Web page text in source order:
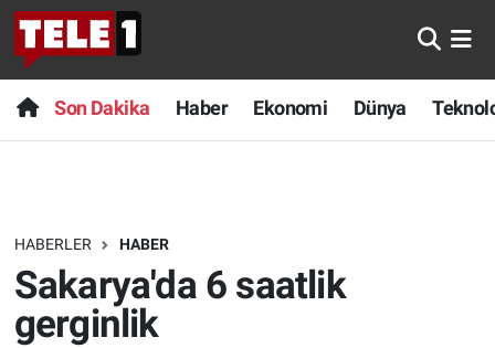
Son Dakika Haber Ekonomi Dünya
HABERLER HABER
Sakarya'da 6 saatlik
gerginlik
Anında Manşet
Başka Sohbetler
Bilim turu
Bilim ve Teknoloji Evreni
Son Dakika
Haber
Dünya
Teknoloji
Nöbetçi Eczaneler
Hava Durumu
Trafik Durumu
Süper Lig Puan Durumu ve Fikstür